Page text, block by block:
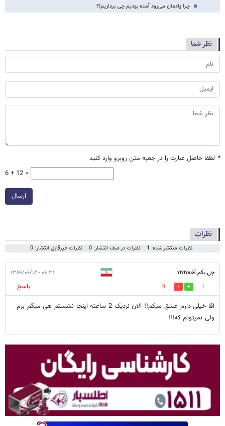
چرا یادمان می‌رود آمده بودیم چی برداریم!؟
نظر شما
* لطفا حاصل عبارت را در جعبه متن روبرو وارد کنید
6 + 12 =
ارسال
نظرات
نظرات منتشر شده: 1 نظرات در صف انتشار: 0 نظرات غیرقابل انتشار: 0
چی بگم آخه؟!؟!؟ ۰۹:۳۱ - ۱۳۸۹/۰۶/۱۲
1
0
پاسخ
آفا خیلی دارم عشق میکم!! الان نزدیک 2 ساعته اینجا نشستم هی میگم برم
ولی نمیتونم که!!!